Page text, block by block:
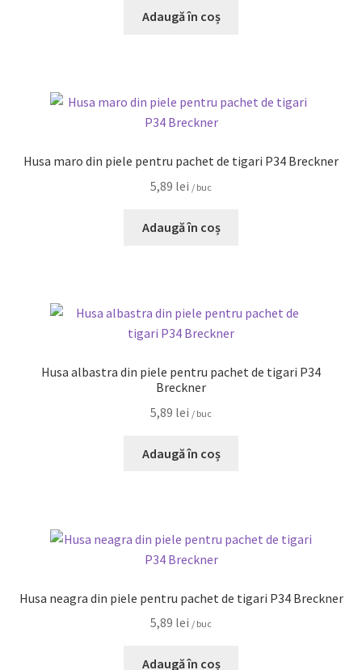
Adaugă în coș
Husa maro din piele pentru pachet de tigari P34 Breckner
5,89 lei / buc
Adaugă în coș
Husa albastra din piele pentru pachet de tigari P34
Breckner
5,89 lei / buc
Adaugă în coș
Husa neagra din piele pentru pachet de tigari P34 Breckner
5,89 lei / buc
Adaugă în coș